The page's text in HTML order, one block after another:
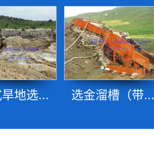
地选... 选金溜槽（带...